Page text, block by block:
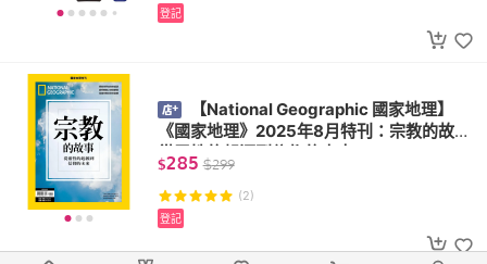
登記
【National Geographic 國家地理】
《國家地理》2025年8月特刊：宗教的故事
從靈性的起源到信仰的未來
$285 $299
(2)
登記